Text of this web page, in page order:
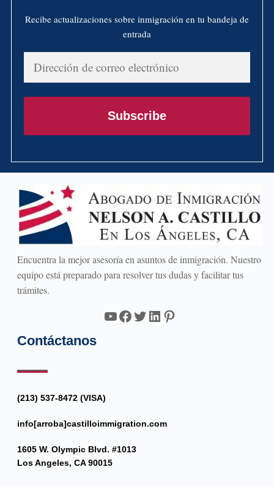
Recibe actualizaciones sobre inmigración en tu bandeja de
entrada
Dirección
de
correo
Subscribe
Encuentra la mejor asesoría en asuntos de inmigración. Nuestro
equipo está preparado para resolver tus dudas y facilitar tus
trámites.
YouTube
Facebook
Twitter
LinkedIn
Pinterest
Contáctanos
(213) 537-8472 (VISA)
info[arroba]castilloimmigration.com
1605 W. Olympic Blvd. #1013
Los Angeles, CA 90015